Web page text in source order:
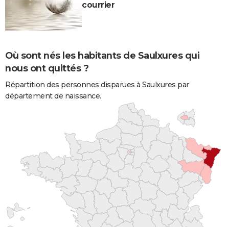
courrier
Où sont nés les habitants de Saulxures qui
nous ont quittés ?
Répartition des personnes disparues à Saulxures par
département de naissance.